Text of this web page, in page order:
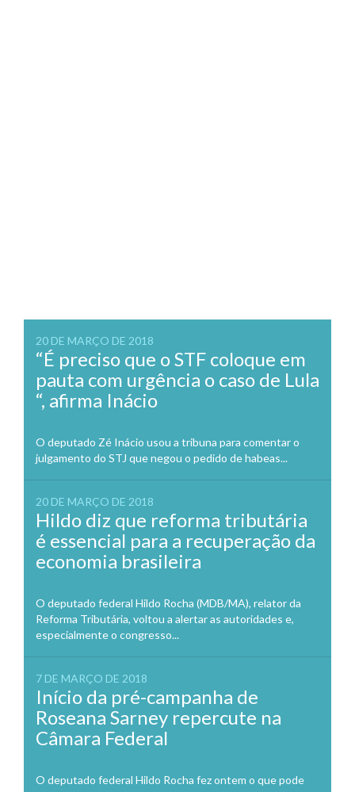
20 DE MARÇO DE 2018
“É preciso que o STF coloque em
pauta com urgência o caso de Lula
“, afirma Inácio
O deputado Zé Inácio usou a tribuna para comentar o
julgamento do STJ que negou o pedido de habeas...
20 DE MARÇO DE 2018
Hildo diz que reforma tributária
é essencial para a recuperação da
economia brasileira
O deputado federal Hildo Rocha (MDB/MA), relator da
Reforma Tributária, voltou a alertar as autoridades e,
especialmente o congresso...
7 DE MARÇO DE 2018
Início da pré-campanha de
Roseana Sarney repercute na
Câmara Federal
O deputado federal Hildo Rocha fez ontem o que pode